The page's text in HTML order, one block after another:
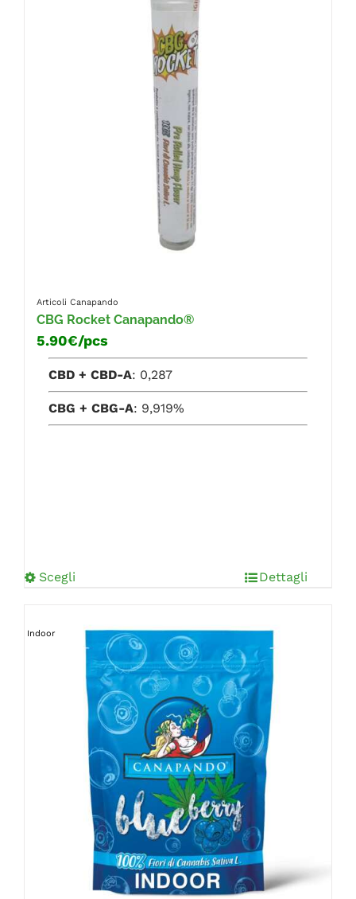
Articoli Canapando
CBG Rocket Canapando®
5.90€/pcs
CBD + CBD-A: 0,287
CBG + CBG-A: 9,919%
Scegli Dettagli
Indoor